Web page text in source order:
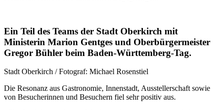
Ein Teil des Teams der Stadt Oberkirch mit
Ministerin Marion Gentges und Oberbürgermeister
Gregor Bühler beim Baden-Württemberg-Tag.
Stadt Oberkirch / Fotograf: Michael Rosenstiel
Die Resonanz aus Gastronomie, Innenstadt, Ausstellerschaft sowie
von Besucherinnen und Besuchern fiel sehr positiv aus.